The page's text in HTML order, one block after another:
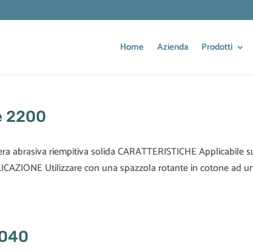
Home Azienda Prodotti
2200
abrasiva riempitiva solida CARATTERISTICHE Applicabile
Utilizzare con una spazzola rotante in cotone ad